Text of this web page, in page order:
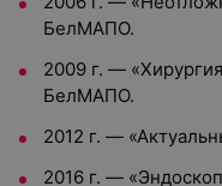
БелМАПО.
2009 г. —
БелМАПО.
2012 г. —
2016 г. —